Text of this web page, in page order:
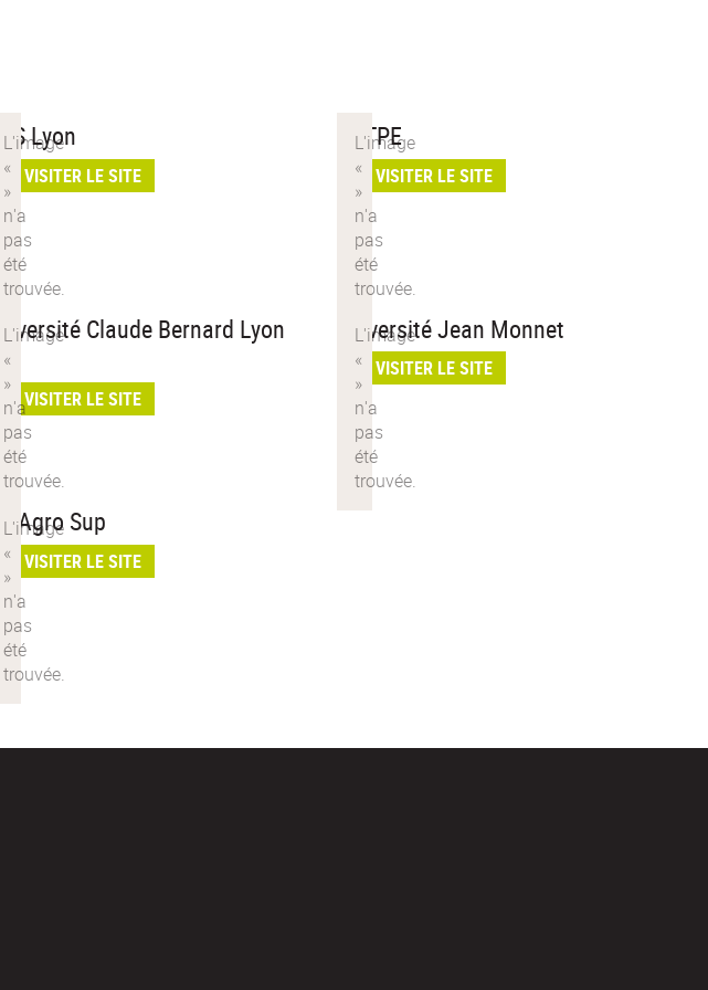
ENS Lyon
VISITER LE SITE
ENTPE
VISITER LE SITE
Université Claude Bernard Lyon
VISITER LE SITE
Université Jean Monnet
VISITER LE SITE
VetAgro Sup
VISITER LE SITE